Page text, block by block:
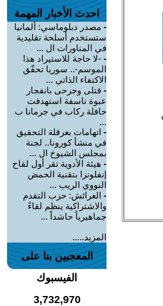
احدث الأخبار المهمة
- مصدر دبلوماسي: ألمانيا
ستستخدم أسلحة تقليدية
في المناورات ال ...
- -لا حاجة للاستيراد هذا
الموسم-.. سوريا تحقّق
الاكتفاء الذاتي ...
- قتلى وجرحى بانفجار
عبوة ناسفة استهدفت
حافلة ركاب في جرمانا ب
...
- اتهامات بعرقلة التحقيق
في منشأ كورونا.. لجنة
بمجلس الشيوخ ال ...
- هيئة الأدوية تقر أول لقاح
إنفلونزا بتقنية الحمض
النووي الريب ...
- العرائش: حزب التقدم
والاشتراكية ينظم لقاءً
جماهيرياً حاشداً ...
المزيد.....
المعجبين بنا على
الفيسبوك
3,732,970